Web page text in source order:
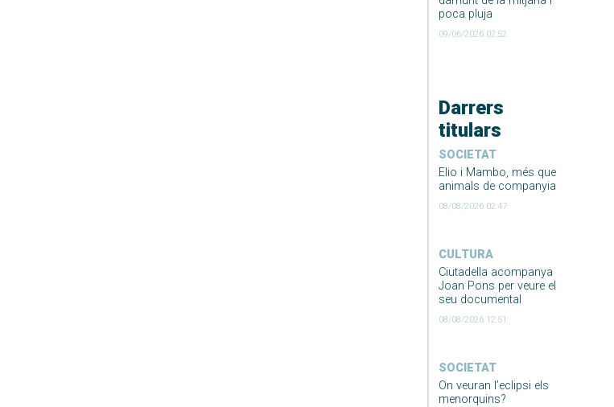
poca pluja
09/06/2026 02:52
Darrers
titulars
SOCIETAT
Elio i Mambo, més que
animals de companyia
08/08/2026 02:47
CULTURA
Ciutadella acompanya
Joan Pons per veure el
seu documental
08/08/2026 12:51
SOCIETAT
On veuran l’eclipsi els
menorquins?